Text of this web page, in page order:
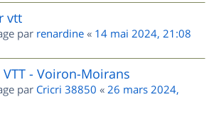
vtt
par renardine « 14 mai 2024, 21:08
- Voiron-Moirans
par Cricri 38850 « 26 mars 2024,